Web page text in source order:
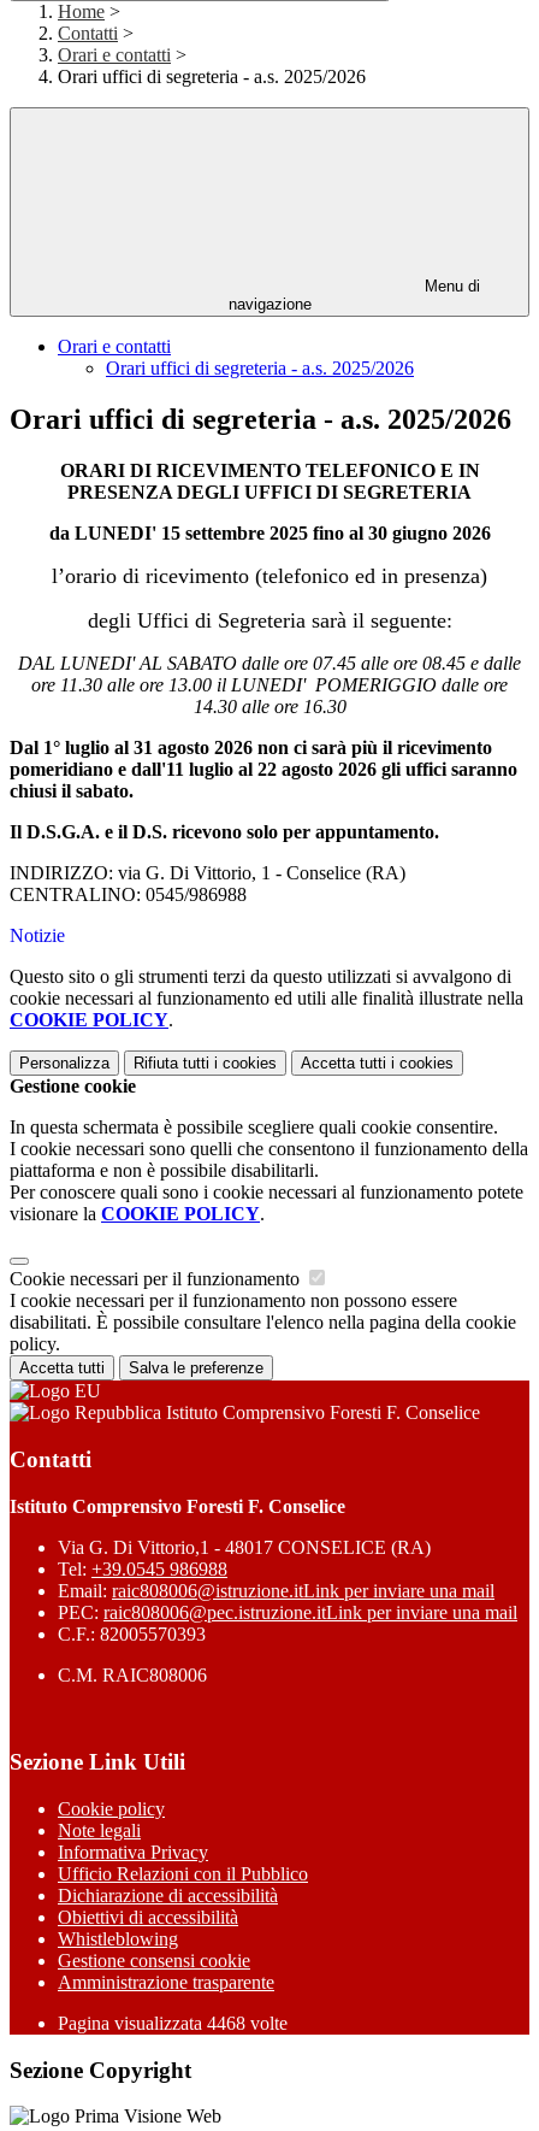
Home >
Contatti >
Orari e contatti >
Orari uffici di segreteria - a.s. 2025/2026
Menu di
navigazione
Orari e contatti
Orari uffici di segreteria - a.s. 2025/2026
Orari uffici di segreteria - a.s. 2025/2026
ORARI DI RICEVIMENTO TELEFONICO E IN
PRESENZA DEGLI UFFICI DI SEGRETERIA
da LUNEDI' 15 settembre 2025 fino al 30 giugno 2026
l’orario di ricevimento (telefonico ed in presenza)
degli Uffici di Segreteria sarà il seguente:
DAL LUNEDI' AL SABATO dalle ore 07.45 alle ore 08.45 e dalle
ore 11.30 alle ore 13.00 il LUNEDI' POMERIGGIO dalle ore
14.30 alle ore 16.30
Dal 1° luglio al 31 agosto 2026 non ci sarà più il ricevimento
pomeridiano e dall'11 luglio al 22 agosto 2026 gli uffici saranno
chiusi il sabato.
Il D.S.G.A. e il D.S. ricevono solo per appuntamento.
INDIRIZZO: via G. Di Vittorio, 1 - Conselice (RA)
CENTRALINO: 0545/986988
Notizie
Questo sito o gli strumenti terzi da questo utilizzati si avvalgono di
cookie necessari al funzionamento ed utili alle finalità illustrate nella
COOKIE POLICY.
Personalizza Rifiuta tutti i cookies Accetta tutti i cookies
Gestione cookie
In questa schermata è possibile scegliere quali cookie consentire.
I cookie necessari sono quelli che consentono il funzionamento della
piattaforma e non è possibile disabilitarli.
Per conoscere quali sono i cookie necessari al funzionamento potete
visionare la COOKIE POLICY.
Cookie necessari per il funzionamento
I cookie necessari per il funzionamento non possono essere
disabilitati. È possibile consultare l'elenco nella pagina della cookie
policy.
Accetta tutti Salva le preferenze
Istituto Comprensivo Foresti F. Conselice
Contatti
Istituto Comprensivo Foresti F. Conselice
Via G. Di Vittorio,1 - 48017 CONSELICE (RA)
Tel: +39.0545 986988
Email: raic808006@istruzione.itLink per inviare una mail
PEC: raic808006@pec.istruzione.itLink per inviare una mail
C.F.: 82005570393
C.M. RAIC808006
Sezione Link Utili
Cookie policy
Note legali
Informativa Privacy
Ufficio Relazioni con il Pubblico
Dichiarazione di accessibilità
Obiettivi di accessibilità
Whistleblowing
Gestione consensi cookie
Amministrazione trasparente
Pagina visualizzata 4468 volte
Sezione Copyright